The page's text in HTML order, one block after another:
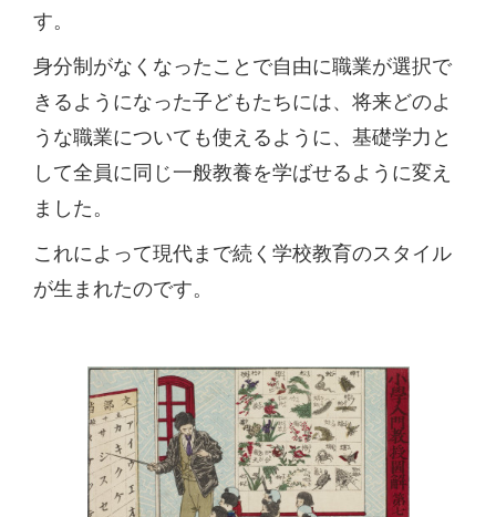
す。
身分制がなくなったことで自由に職業が選択で
きるようになった子どもたちには、将来どのよ
うな職業についても使えるように、基礎学力と
して全員に同じ一般教養を学ばせるように変え
ました。
これによって現代まで続く学校教育のスタイル
が生まれたのです。